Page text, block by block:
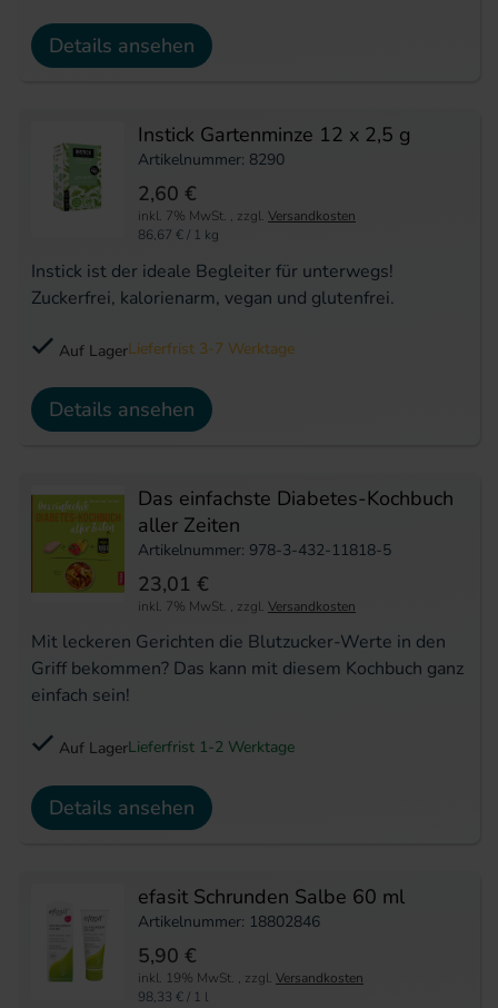
Details ansehen
Instick Gartenminze 12 x 2,5 g
Artikelnummer: 8290
Instick ist der ideale Begleiter für unterwegs!
Zuckerfrei, kalorienarm, vegan und glutenfrei.
2,60 €
inkl. 7% MwSt. , zzgl. Versandkosten
86,67 €/ 1 kg
Auf LagerLieferfrist 3-7 Werktage
Details ansehen
Das einfachste Diabetes-Kochbuch
aller Zeiten
Artikelnummer: 978-3-432-11818-5
Mit leckeren Gerichten die Blutzucker-Werte in den
Griff bekommen? Das kann mit diesem Kochbuch ganz
einfach sein!
23,01 €
inkl. 7% MwSt. , zzgl. Versandkosten
Auf LagerLieferfrist 1-2 Werktage
Details ansehen
efasit Schrunden Salbe 60 ml
Artikelnummer: 18802846
5,90 €
inkl. 19% MwSt. , zzgl. Versandkosten
98,33 €/ 1 l